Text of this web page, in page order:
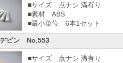
■サイズ 点ナシ 溝有り
■素材 ABS
■最小単位 6本1セット
ヂピン No.553
■サイズ 点ナシ 溝有り